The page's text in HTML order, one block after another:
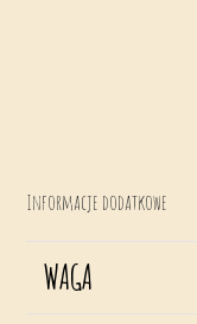
Informacje dodatkowe
WAGA